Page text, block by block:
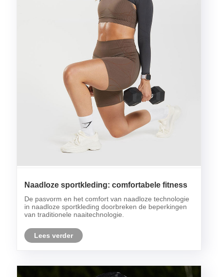
Naadloze sportkleding: comfortabele fitness
De pasvorm en het comfort van naadloze technologie
in naadloze sportkleding doorbreken de beperkingen
van traditionele naaitechnologie.
Lees verder